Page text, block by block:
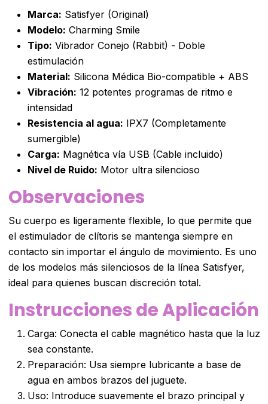
Marca: Satisfyer (Original)
Modelo: Charming Smile
Tipo: Vibrador Conejo (Rabbit) - Doble
estimulación
Material: Silicona Médica Bio-compatible + ABS
Vibración: 12 potentes programas de ritmo e
intensidad
Resistencia al agua: IPX7 (Completamente
sumergible)
Carga: Magnética vía USB (Cable incluido)
Nivel de Ruido: Motor ultra silencioso
Observaciones
Su cuerpo es ligeramente flexible, lo que permite que
el estimulador de clítoris se mantenga siempre en
contacto sin importar el ángulo de movimiento. Es uno
de los modelos más silenciosos de la línea Satisfyer,
ideal para quienes buscan discreción total.
Instrucciones de Aplicación
Carga: Conecta el cable magnético hasta que la luz
sea constante.
Preparación: Usa siempre lubricante a base de
agua en ambos brazos del juguete.
Uso: Introduce suavemente el brazo principal y